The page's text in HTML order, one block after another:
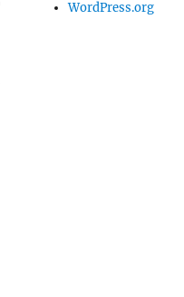
WordPress.org